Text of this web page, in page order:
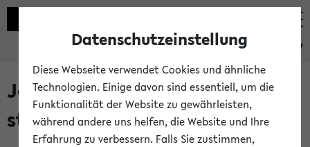
eKVV
Jetzt und in Kürze
stattfindende Veranstaltungen
Datenschutzeinstellung
Diese Webseite verwendet Cookies und ähnliche
Technologien. Einige davon sind essentiell, um die
Funktionalität der Website zu gewährleisten,
während andere uns helfen, die Website und Ihre
Erfahrung zu verbessern. Falls Sie zustimmen,